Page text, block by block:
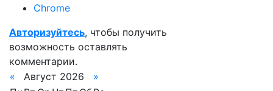
Chrome
Авторизуйтесь, чтобы получить
возможность оставлять
комментарии.
«
Август 2026
»